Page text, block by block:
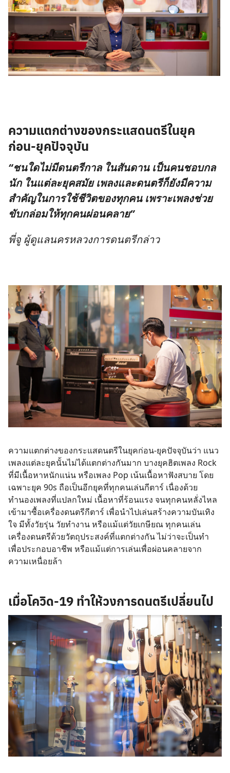
ความแตกต่างของกระแสดนตรีในยุค
ก่อน-ยุคปัจจุบัน
“ชนใดไม่มีดนตรีกาล ในสันดาน เป็นคนชอบกล
นัก ในแต่ละยุคสมัย เพลงและดนตรีก็ยังมีความ
สำคัญในการใช้ชีวิตของทุกคน เพราะเพลงช่วย
ขับกล่อมให้ทุกคนผ่อนคลาย”
พี่จู ผู้ดูแลนครหลวงการดนตรีกล่าว
ความแตกต่างของกระแสดนตรีในยุคก่อน-ยุคปัจจุบันว่า แนว
เพลงแต่ละยุคนั้นไม่ได้แตกต่างกันมาก บางยุคฮิตเพลง Rock
ที่มีเนื้อหาหนักแน่น หรือเพลง Pop เน้นเนื้อหาฟังสบาย โดย
เฉพาะยุค 90s ถือเป็นอีกยุคที่ทุกคนเล่นกีตาร์ เนื่องด้วย
ทำนองเพลงที่แปลกใหม่ เนื้อหาที่ร้อนแรง จนทุกคนหลั่งไหล
เข้ามาซื้อเครื่องดนตรีกีตาร์ เพื่อนำไปเล่นสร้างความบันเทิง
ใจ มีทั้งวัยรุ่น วัยทำงาน หรือแม้แต่วัยเกษียณ ทุกคนเล่น
เครื่องดนตรีด้วยวัตถุประสงค์ที่แตกต่างกัน ไม่ว่าจะเป็นทำ
เพื่อประกอบอาชีพ หรือแม้แต่การเล่นเพื่อผ่อนคลายจาก
ความเหนื่อยล้า
เมื่อโควิด-19 ทำให้วงการดนตรีเปลี่ยนไป